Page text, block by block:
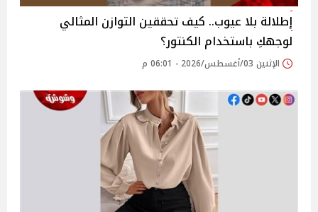
إطلالة بلا عيوب.. كيف تحققين التوازن المثالي
لوجهكِ باستخدام الكنتور؟
الإثنين 03/أغسطس/2026 - 06:01 م